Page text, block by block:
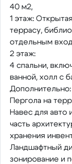
40 м2,
1 этаж:
террасу,
отдельным
2 этаж:
4 спальни,
ванной, холл с
Дополнительно:
Пергола на
Навес для
часть
хранения
Ландшафтный
зонирование и